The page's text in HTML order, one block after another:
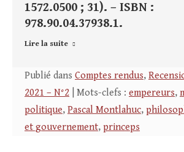
1572.0500 ; 31). – ISBN :
978.90.04.37938.1.
Lire la suite
Publié dans Comptes rendus,
2021 – N°2 | Mots-clefs : empereurs,
politique, Pascal Montlahuc,
et gouvernement, princeps